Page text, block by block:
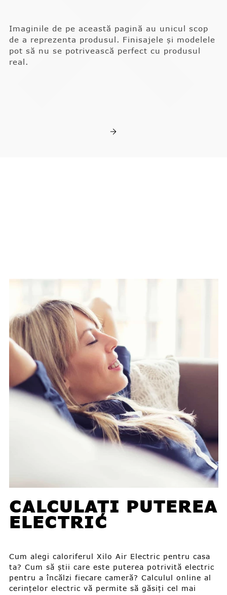
Imaginile de pe această pagină au unicul scop
de a reprezenta produsul. Finisajele și modelele
pot să nu se potrivească perfect cu produsul
real.
CALCULAȚI PUTEREA
ELECTRIC
Cum alegi caloriferul Xilo Air Electric pentru casa
ta? Cum să știi care este puterea potrivită electric
pentru a încălzi fiecare cameră? Calculul online al
cerințelor electric vă permite să găsiți cel mai